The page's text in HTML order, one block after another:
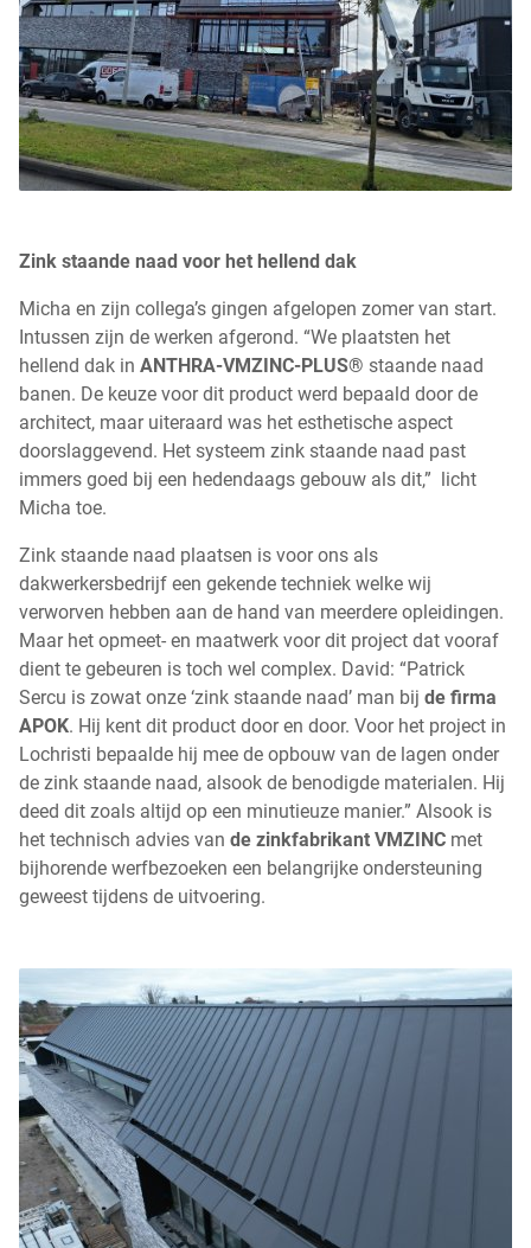
Zink staande naad voor het hellend dak
Micha en zijn collega’s gingen afgelopen zomer van start.
Intussen zijn de werken afgerond. “We plaatsten het
hellend dak in ANTHRA-VMZINC-PLUS® staande naad
banen. De keuze voor dit product werd bepaald door de
architect, maar uiteraard was het esthetische aspect
doorslaggevend. Het systeem zink staande naad past
immers goed bij een hedendaags gebouw als dit,” licht
Micha toe.
Zink staande naad plaatsen is voor ons als
dakwerkersbedrijf een gekende techniek welke wij
verworven hebben aan de hand van meerdere opleidingen.
Maar het opmeet- en maatwerk voor dit project dat vooraf
dient te gebeuren is toch wel complex. David: “Patrick
Sercu is zowat onze ‘zink staande naad’ man bij de firma
APOK. Hij kent dit product door en door. Voor het project in
Lochristi bepaalde hij mee de opbouw van de lagen onder
de zink staande naad, alsook de benodigde materialen. Hij
deed dit zoals altijd op een minutieuze manier.” Alsook is
het technisch advies van de zinkfabrikant VMZINC met
bijhorende werfbezoeken een belangrijke ondersteuning
geweest tijdens de uitvoering.